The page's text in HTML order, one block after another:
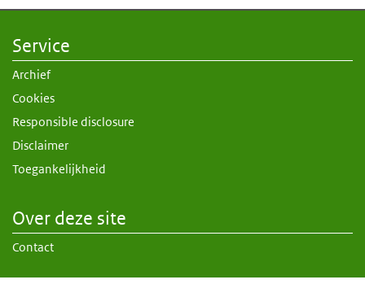
Service
Archief
Cookies
Responsible disclosure
Disclaimer
Toegankelijkheid
Over deze site
Contact